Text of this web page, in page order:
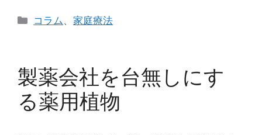
カ
ー
コラム 、 家庭療法
製薬会社を台無しにす
る薬用植物